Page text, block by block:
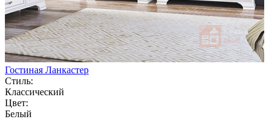
Гостиная Ланкастер
Стиль:
Классический
Цвет:
Белый